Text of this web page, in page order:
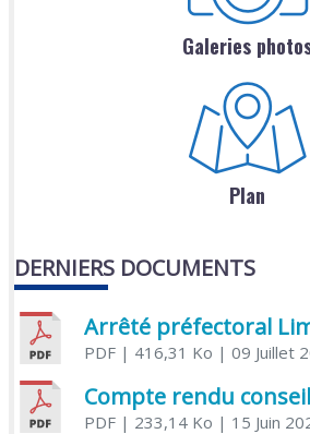
Galeries
Plan
DERNIERS DOCUMENTS
PDF| 416,31 Ko | 09 Juillet
PDF| 233,14 Ko | 15 Juin